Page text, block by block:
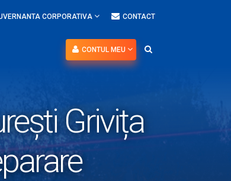
CORPORATIVA CONTACT
CONTUL MEU
Grivița